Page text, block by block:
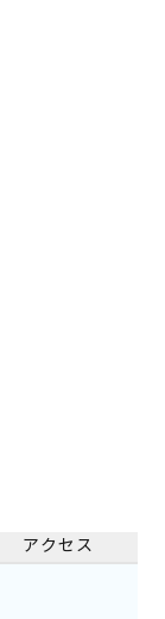
アクセス